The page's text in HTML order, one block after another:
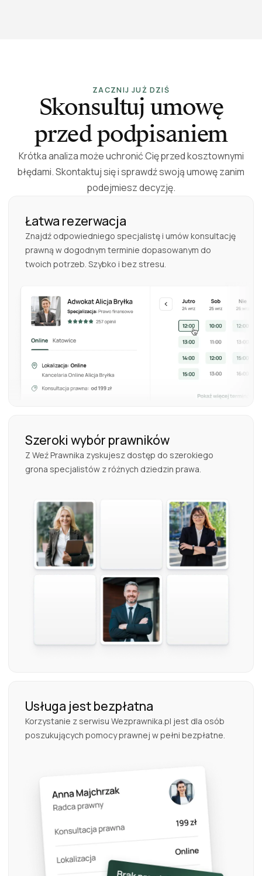
ZACZNIJ JUŻ DZIŚ
Skonsultuj umowę
przed podpisaniem
Krótka analiza może uchronić Cię przed kosztownymi
błędami. Skontaktuj się i sprawdź swoją umowę zanim
podejmiesz decyzję.
Łatwa rezerwacja
Znajdź odpowiedniego specjalistę i umów konsultację
prawną w dogodnym terminie dopasowanym do
twoich potrzeb. Szybko i bez stresu.
Szeroki wybór prawników
Z Weź Prawnika zyskujesz dostęp do szerokiego
grona specjalistów z różnych dziedzin prawa.
Usługa jest bezpłatna
Korzystanie z serwisu Wezprawnika.pl jest dla osób
poszukujących pomocy prawnej w pełni bezpłatne.